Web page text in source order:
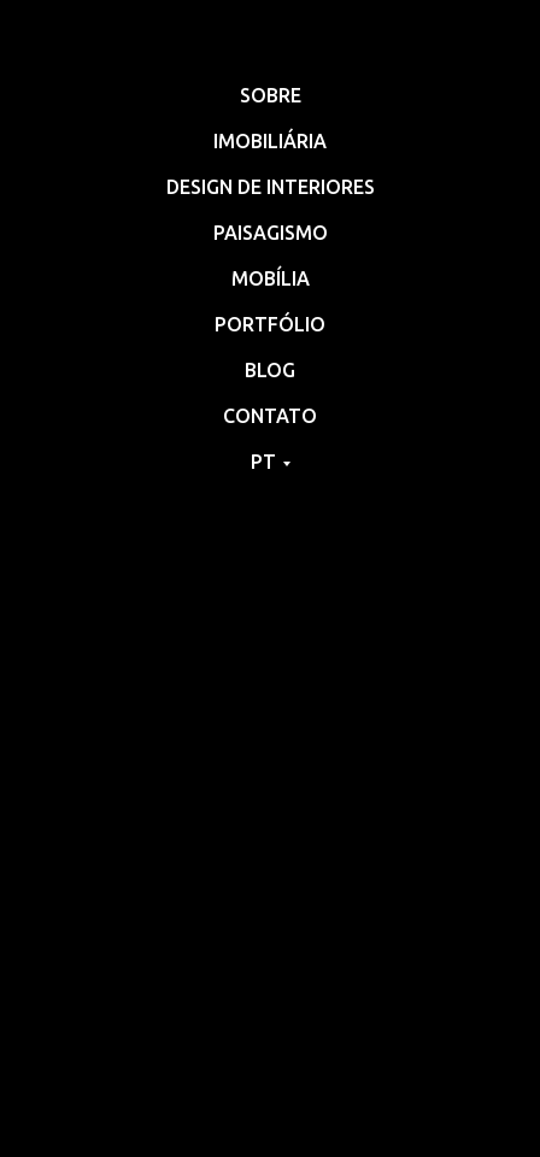
SOBRE
IMOBILIÁRIA
DESIGN DE INTERIORES
PAISAGISMO
MOBÍLIA
PORTFÓLIO
BLOG
CONTATO
PT